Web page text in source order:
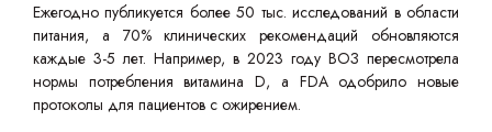
Ежегодно публикуется более 50 тыс. исследований в области
питания, а 70% клинических рекомендаций обновляются
каждые 3-5 лет. Например, в 2023 году ВОЗ пересмотрела
нормы потребления витамина D, а FDA одобрило новые
протоколы для пациентов с ожирением.